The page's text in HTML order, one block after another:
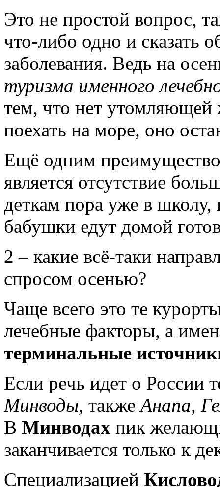
Это не простой вопрос,
что-либо одно и сказать
заболевания. Ведь на
туризма именного
тем, что нет
поехать на море, оно
Ещё одним
является отсутствие
деткам пора уже в
бабушки едут домой
2 – какие всё-таки
спросом осенью?
Чаще всего это те
лечебные факторы, а
терминальные
Если речь идет о России
Минводы, такжеАнапа,
В Минводах пик
заканчивается только к
Специализацией